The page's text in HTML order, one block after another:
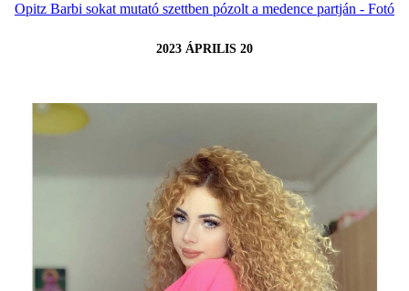
Opitz Barbi sokat mutató szettben pózolt a medence partján - Fotó
2023 ÁPRILIS 20